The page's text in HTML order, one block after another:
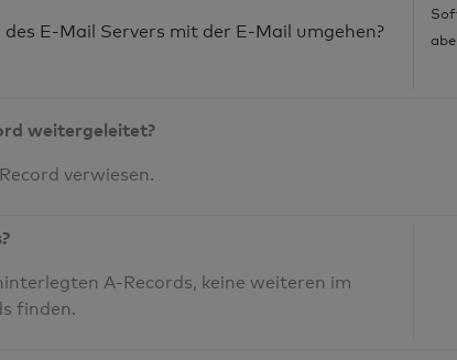
E-Mail Servers mit der E-Mail umgehen?
weitergeleitet?
verwiesen.
A-Records, keine weiteren im
finden.